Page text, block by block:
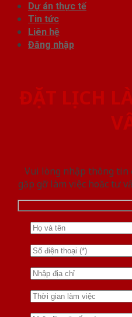
Dự án thực tế
Tin tức
Liên hệ
Đăng nhập
ĐẶT LỊCH
Vui lòng nhập thông tin
gặp gỡ làm việc hoăc tư